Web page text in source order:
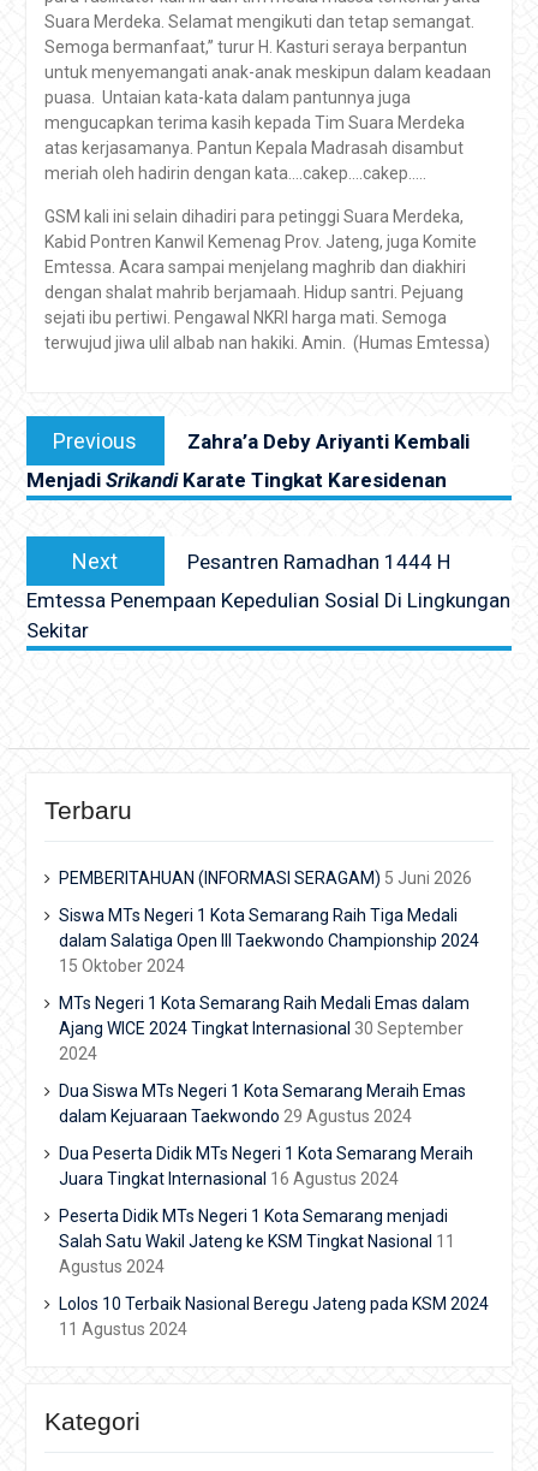
Suara Merdeka. Selamat mengikuti dan tetap semangat.
Semoga bermanfaat,’’ turur H. Kasturi seraya berpantun
untuk menyemangati anak-anak meskipun dalam keadaan
puasa. Untaian kata-kata dalam pantunnya juga
mengucapkan terima kasih kepada Tim Suara Merdeka
atas kerjasamanya. Pantun Kepala Madrasah disambut
meriah oleh hadirin dengan kata….cakep….cakep…..
GSM kali ini selain dihadiri para petinggi Suara Merdeka,
Kabid Pontren Kanwil Kemenag Prov. Jateng, juga Komite
Emtessa. Acara sampai menjelang maghrib dan diakhiri
dengan shalat mahrib berjamaah. Hidup santri. Pejuang
sejati ibu pertiwi. Pengawal NKRI harga mati. Semoga
terwujud jiwa ulil albab nan hakiki. Amin. (Humas Emtessa)
Navigasi
posPrevious
post:
Zahra’a Deby Ariyanti Kembali
Menjadi SrikandiKarate Tingkat Karesidenan
Next
post:
Pesantren Ramadhan 1444 H
Emtessa Penempaan Kepedulian Sosial Di Lingkungan
Sekitar
Terbaru
PEMBERITAHUAN (INFORMASI SERAGAM) 5 Juni 2026
Siswa MTs Negeri 1 Kota Semarang Raih Tiga Medali
dalam Salatiga Open III Taekwondo Championship 2024
15 Oktober 2024
MTs Negeri 1 Kota Semarang Raih Medali Emas dalam
Ajang WICE 2024 Tingkat Internasional 30 September
2024
Dua Siswa MTs Negeri 1 Kota Semarang Meraih Emas
dalam Kejuaraan Taekwondo 29 Agustus 2024
Dua Peserta Didik MTs Negeri 1 Kota Semarang Meraih
Juara Tingkat Internasional 16 Agustus 2024
Peserta Didik MTs Negeri 1 Kota Semarang menjadi
Salah Satu Wakil Jateng ke KSM Tingkat Nasional 11
Agustus 2024
Lolos 10 Terbaik Nasional Beregu Jateng pada KSM 2024
11 Agustus 2024
Kategori